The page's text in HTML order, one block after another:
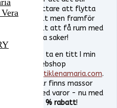
lättare att flytta
allt men framför
allt att få rum med
nya saker!
Så ta en titt I min
webshop
butiklenamaria.com.
Där finns massor
med varor - nu med
0 % rabatt!